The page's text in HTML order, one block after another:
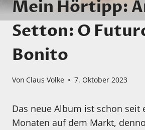
Mein Hörtipp:
Setton: O
Bonito
Von Claus Volke 7. Oktober 2023
Das neue Album ist schon seit
Monaten auf dem Markt,